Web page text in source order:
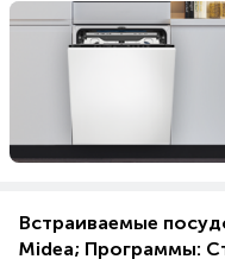
Встраиваемые
Midea; Программы: